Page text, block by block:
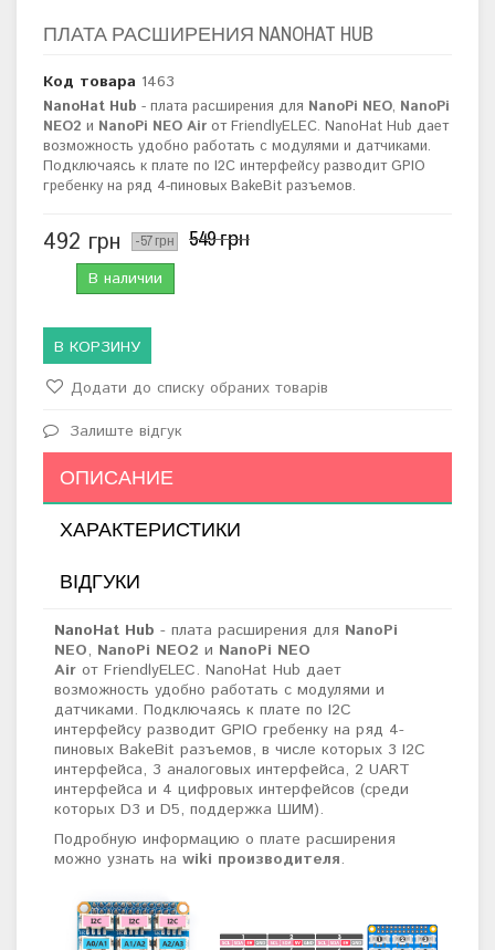
ПЛАТА РАСШИРЕНИЯ NANOHAT HUB
Код товара 1463
NanoHat Hub - плата расширения для NanoPi NEO, NanoPi
NEO2 и NanoPi NEO Air от FriendlyELEC. NanoHat Hub дает
возможность удобно работать с модулями и датчиками.
Подключаясь к плате по I2C интерфейсу разводит GPIO
гребенку на ряд 4-пиновых BakeBit разъемов.
492 грн -57 грн 549 грн
В наличии
В КОРЗИНУ
Додати до списку обраних товарів
Залиште відгук
ОПИСАНИЕ
ХАРАКТЕРИСТИКИ
ВІДГУКИ
NanoHat Hub - плата расширения для NanoPi
NEO, NanoPi NEO2 и NanoPi NEO
Air от FriendlyELEC. NanoHat Hub дает
возможность удобно работать с модулями и
датчиками. Подключаясь к плате по I2C
интерфейсу разводит GPIO гребенку на ряд 4-
пиновых BakeBit разъемов, в числе которых 3 I2C
интерфейса, 3 аналоговых интерфейса, 2 UART
интерфейса и 4 цифровых интерфейсов (среди
которых D3 и D5, поддержка ШИМ).
Подробную информацию о плате расширения
можно узнать на wiki производителя.